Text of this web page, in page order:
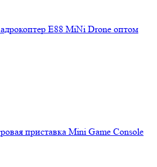
E88 MiNi Drone оптом
приставка Mini Game Console